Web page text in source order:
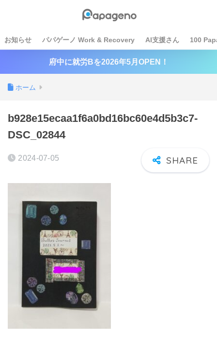
お知らせ パパゲーノ Work & Recovery AI支援さん 100
府中に就労Bを2026年5月OPEN！
ホーム
b928e15ecaa1f6a0bd16bc60e4d5b3c7-
DSC_02844
2024-07-05